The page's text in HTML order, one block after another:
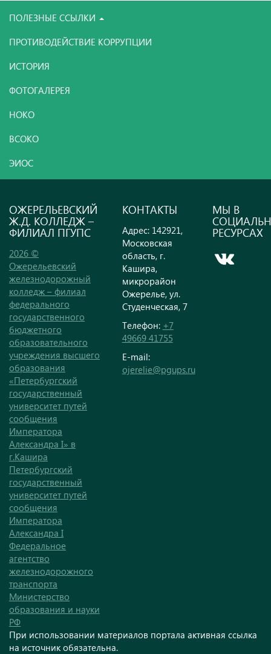
ПОЛЕЗНЫЕ ССЫЛКИ
ПРОТИВОДЕЙСТВИЕ КОРРУПЦИИ
ИСТОРИЯ
ФОТОГАЛЕРЕЯ
НОКО
ВСОКО
ЭИОС
ОЖЕРЕЛЬЕВСКИЙ
Ж.Д. КОЛЛЕДЖ –
ФИЛИАЛ ПГУПС
2026 ©
Ожерельевский
железнодорожный
колледж – филиал
федерального
государственного
бюджетного
образовательного
учреждения высшего
образования
«Петербургский
государственный
университет путей
сообщения
Императора
Александра I» в
г.Кашира
Петербургский
государственный
университет путей
сообщения
Императора
Александра I
Федеральное
агентство
железнодорожного
транспорта
Министерство
образования и науки
РФ
КОНТАКТЫ
Адрес: 142921,
Московская
область, г.
Кашира,
микрорайон
Ожерелье, ул.
Студенческая, 7
Телефон: +7
49669 41755
E-mail:
ojerelie@pgups.ru
МЫ В
РЕСУРСАХ
При использовании материалов портала активная ссылка
на источник обязательна.